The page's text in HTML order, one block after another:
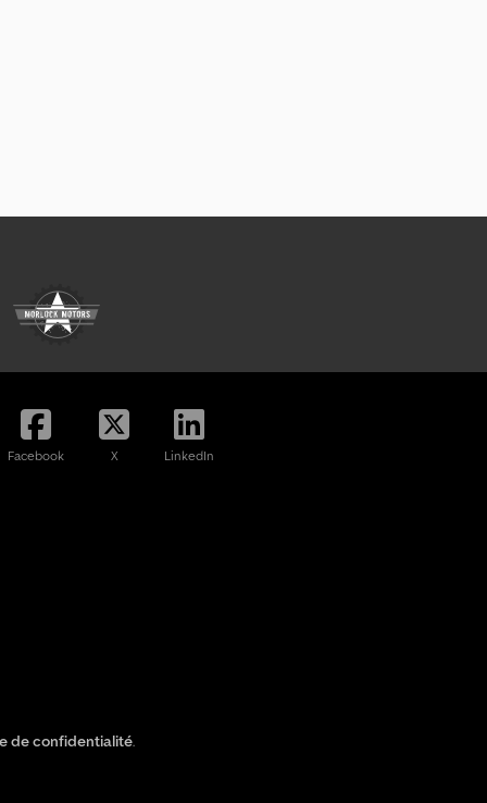
Facebook X LinkedIn
de confidentialité.